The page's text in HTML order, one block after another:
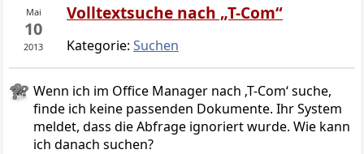
Mai
10
2013
Volltextsuche nach „T-Com“
Kategorie: Suchen
Wenn ich im Office Manager nach ‚T-Com‘ suche,
finde ich keine passenden Dokumente. Ihr System
meldet, dass die Abfrage ignoriert wurde. Wie kann
ich danach suchen?